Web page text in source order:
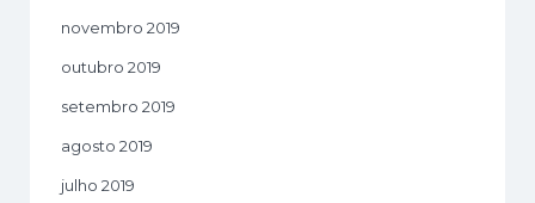
novembro 2019
outubro 2019
setembro 2019
agosto 2019
julho 2019